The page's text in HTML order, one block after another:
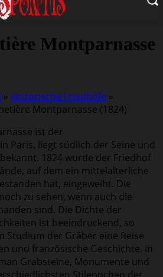
Montparnasse
» Historische Friedhöfe »
Montparnasse (1824)
ist der
Paris, liegt südlich der Seine und
1824 wurde der Friedhof
auf dem ein mittelalterliche
hat, eingeweiht. Die
zu sehen, wenn auch die
sind. Die Dichte der
ist beeindruckend, so
der Gräber eine Reise
und französische Geschichte. In
Grabsteine, Monumente und